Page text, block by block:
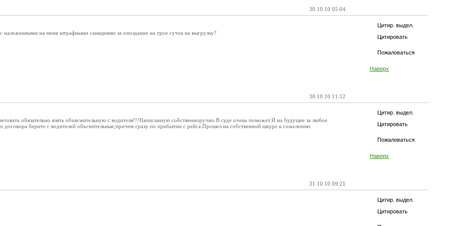
30.10.10 05:04
Цитир. выдел.
Цитировать
Пожаловаться
Наверх
наложенными на меня штрафными санкциями за опоздание на трое суток на выгрузку?
30.10.10 11:12
Цитир. выдел.
Цитировать
Пожаловаться
Наверх
обязательно взять объяснительную с водителя!!!Написанную собственноручно.В суде очень поможет.И на будущее за любое
договора берите с водителей объснительные,причем сразу по прибытии с рейса.Прошел на собственной шкуре к сожелению
31.10.10 09:21
Цитир. выдел.
Цитировать